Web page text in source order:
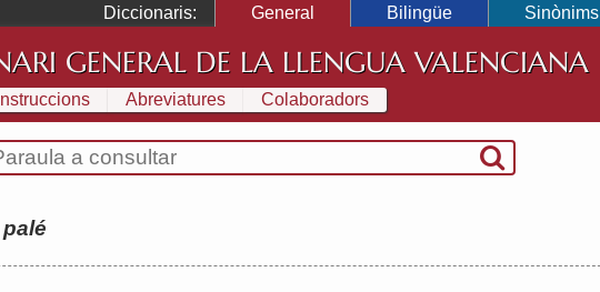
Diccionaris: General Bilingüe Sinònims
GENERAL DE LA LLENGUA VALENCIANA
Instruccions Abreviatures Colaboradors
palé